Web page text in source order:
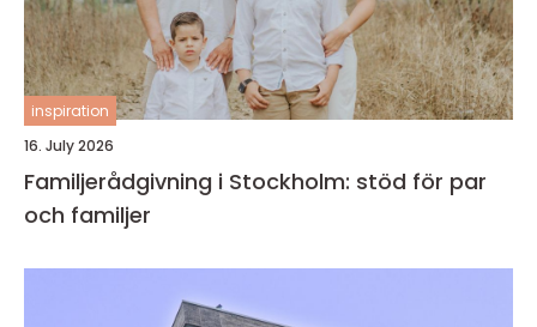
inspiration
16. July 2026
Familjerådgivning i Stockholm: stöd för par
och familjer